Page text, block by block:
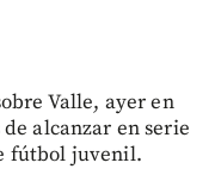
Valle, ayer en
alcanzar en serie
fútbol juvenil.